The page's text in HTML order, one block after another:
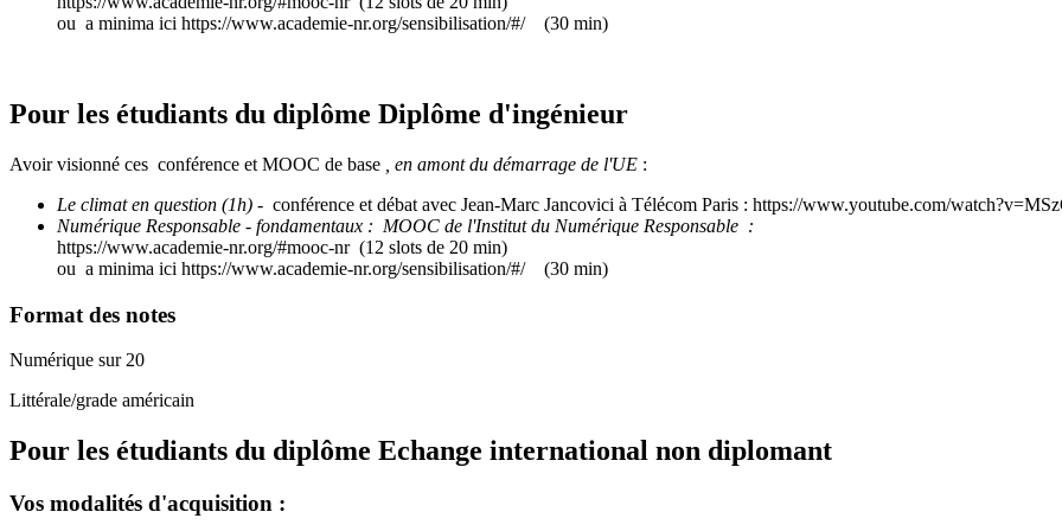
ou a minima ici https://www.academie-nr.org/sensibilisation/#/ (30 min)
Pour les étudiants du diplôme Diplôme d'ingénieur
Avoir visionné ces conférence et MOOC de base , en amont du démarrage de l'UE :
Le climat en question (1h) - conférence et débat avec Jean-Marc Jancovici à Télécom Paris : https://www.youtube.com/
Numérique Responsable - fondamentaux : MOOC de l'Institut du Numérique Responsable :
https://www.academie-nr.org/#mooc-nr (12 slots de 20 min)
ou a minima ici https://www.academie-nr.org/sensibilisation/#/ (30 min)
Format des notes
Numérique sur 20
Littérale/grade américain
Pour les étudiants du diplôme Echange international non diplomant
Vos modalités d'acquisition :